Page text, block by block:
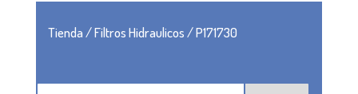
Tienda/Filtros Hidraulicos/ P171730